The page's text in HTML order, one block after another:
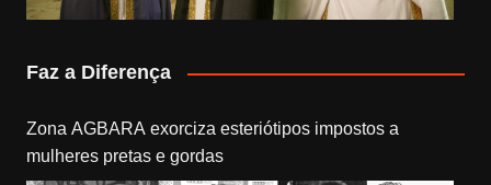
Faz a Diferença
Zona AGBARA exorciza esteriótipos impostos a
mulheres pretas e gordas